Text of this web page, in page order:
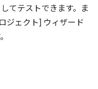
てテストできます。ま
ジェクト] ウィザード